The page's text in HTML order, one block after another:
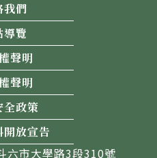
我們
導覽
聲明
聲明
全政策
放宣告
六市大學路3段310號